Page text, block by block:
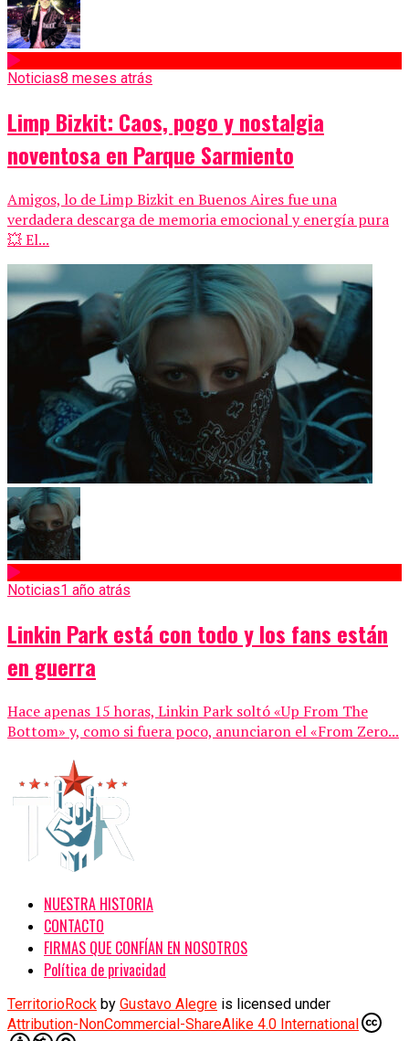
Noticias8 meses atrás
Limp Bizkit: Caos, pogo y nostalgia
noventosa en Parque Sarmiento
Amigos, lo de Limp Bizkit en Buenos Aires fue una
verdadera descarga de memoria emocional y energía pura
💥 El...
Noticias1 año atrás
Linkin Park está con todo y los fans están
en guerra
Hace apenas 15 horas, Linkin Park soltó «Up From The
Bottom» y, como si fuera poco, anunciaron el «From Zero...
NUESTRA HISTORIA
CONTACTO
FIRMAS QUE CONFÍAN EN NOSOTROS
Política de privacidad
TerritorioRock by Gustavo Alegre is licensed under
Attribution-NonCommercial-ShareAlike 4.0 International